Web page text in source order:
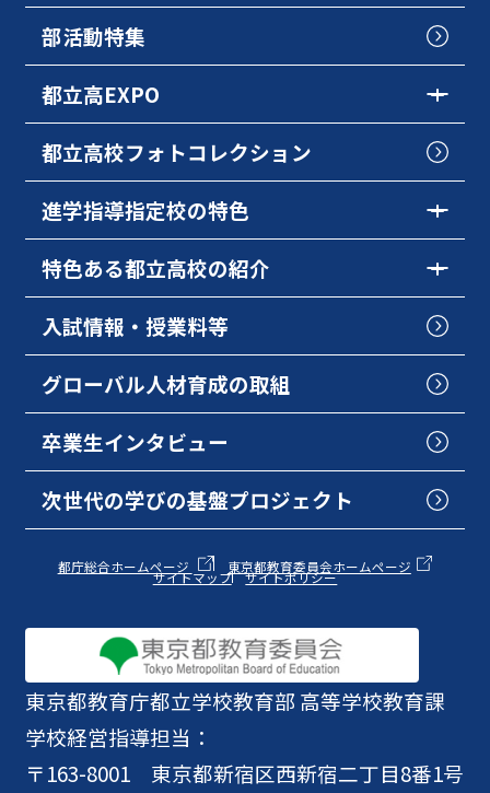
東京都教育庁都立学校教育部 高等学校教育課
学校経営指導担当：
〒163-8001 東京都新宿区西新宿二丁目8番1号
部活動特集
都立高EXPO
都立高校フォトコレクション
進学指導指定校の特色
特色ある都立高校の紹介
入試情報・授業料等
グローバル人材育成の取組
卒業生インタビュー
次世代の学びの基盤プロジェクト
都庁総合ホームページ 東京都教育委員会ホームページ
サイトマップ サイトポリシー